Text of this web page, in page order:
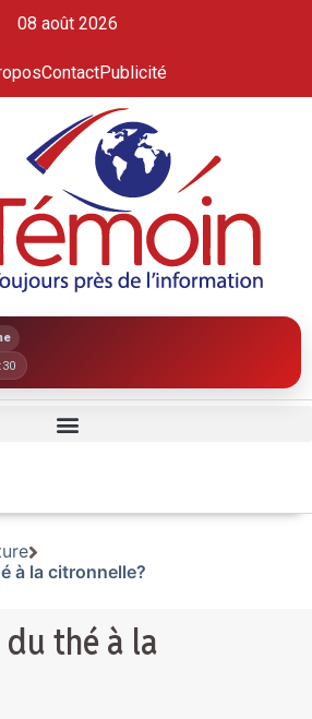
08 août 2026
ContactPublicité
à la citronnelle?
thé à la